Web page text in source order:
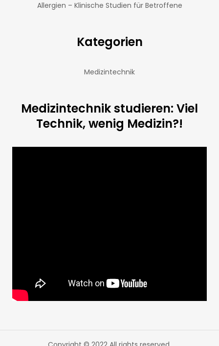
Allergien – Klinische Studien für Betroffene
Kategorien
Medizintechnik
Medizintechnik studieren: Viel
Technik, wenig Medizin?!